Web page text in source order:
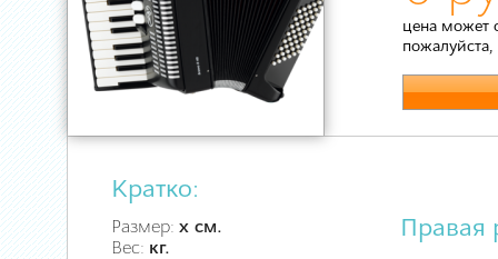
цена может
пожалуйста,
Кратко:
Размер: х см.
Вес: кг.
Правая